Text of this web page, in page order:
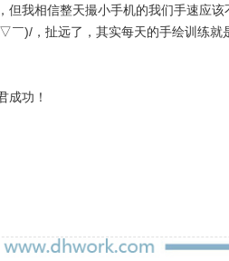
我相信整天撮小手机的我们手速应
)/，扯远了，其实每天的手绘训练就
成功！